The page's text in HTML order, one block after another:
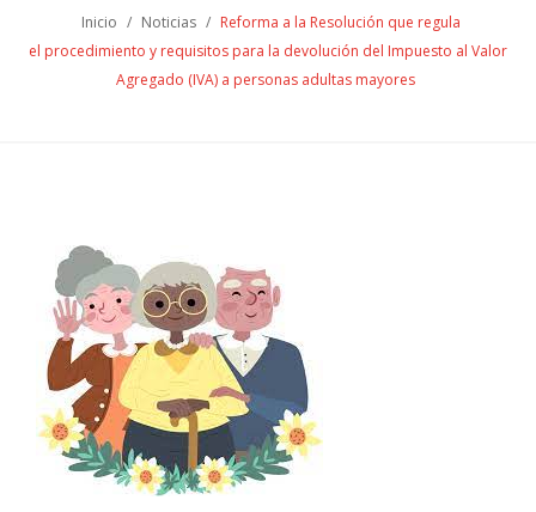
Inicio / Noticias / Reforma a la Resolución que regula
el procedimiento y requisitos para la devolución del Impuesto al Valor
Agregado (IVA) a personas adultas mayores